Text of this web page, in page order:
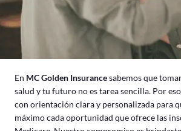
En MC Golden Insurancesabemos que
salud y tu futuro no es tarea sencilla. Por
con orientación clara y personalizada para
máximo cada oportunidad que ofrece las